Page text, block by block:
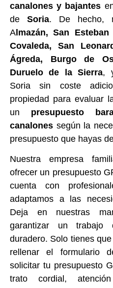
canalones y bajantes
de Soria. De hecho,
Almazán, San
Covaleda, San
Ágreda, Burgo de
Duruelo de la Sierra,
Soria sin coste
propiedad para evaluar
un presupuesto
canalones según la
presupuesto que hayas
Nuestra empresa
ofrecer un presupuesto
cuenta con
adaptamos a las
Deja en nuestras
garantizar un trabajo
duradero. Solo tienes
rellenar el formulario
solicitar tu presupuesto
trato cordial,